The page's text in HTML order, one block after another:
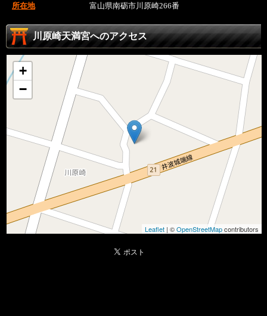
所在地 富山県南砺市川原崎266番
川原崎天満宮へのアクセス
+
−
Leaflet | ©OpenStreetMapcontributors